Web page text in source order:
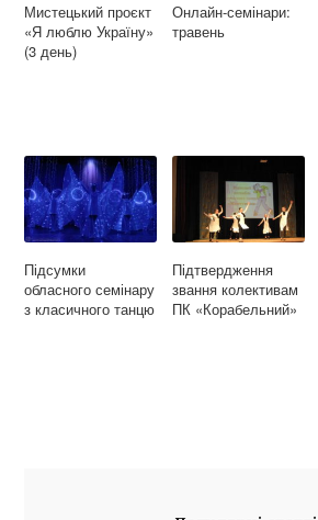
Мистецький проєкт
«Я люблю Україну»
(3 день)
Онлайн-семінари:
травень
Підсумки
обласного семінару
з класичного танцю
Підтвердження
звання колективам
ПК «Корабельний»